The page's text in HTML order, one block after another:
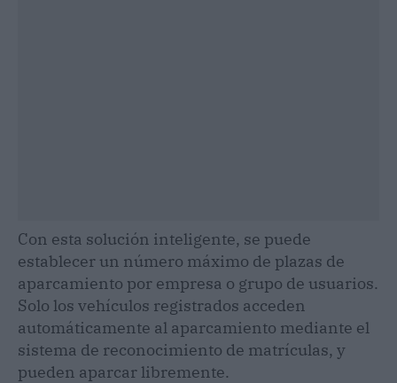
Con esta solución inteligente, se puede
establecer un número máximo de plazas de
aparcamiento por empresa o grupo de usuarios.
Solo los vehículos registrados acceden
automáticamente al aparcamiento mediante el
sistema de reconocimiento de matrículas, y
pueden aparcar libremente.